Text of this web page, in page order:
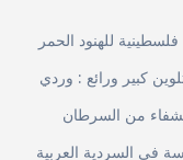
للهنود الحمر
كبير ورائع : وردي
من السرطان
في السردية العربية